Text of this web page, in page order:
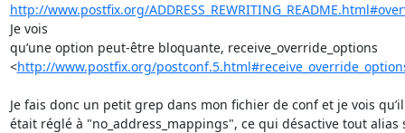
http://www.postfix.org/
Je vois
qu’une option peut-être bloquante, receive_override_options
<http://www.postfix.org/
Je fais donc un petit grep dans mon fichier de conf et je vois qu’il
était réglé à "no_address_mappings", ce qui désactive tout alias